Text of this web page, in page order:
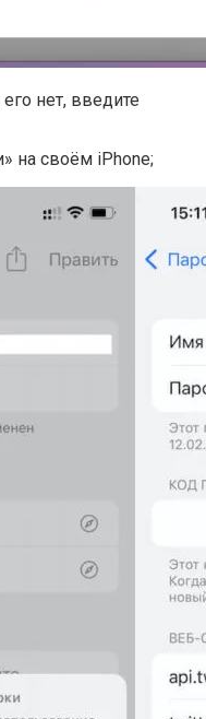
его нет, введите
на своём iPhone;